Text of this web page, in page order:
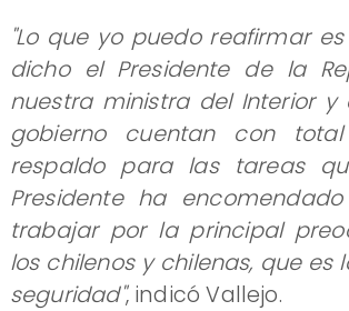
"Lo que yo puedo reafirmar
dicho el Presidente de la
nuestra ministra del Interior y
gobierno cuentan con
respaldo para las tareas
Presidente ha
trabajar por la principal
los chilenos y chilenas, que es
seguridad", indicó Vallejo.